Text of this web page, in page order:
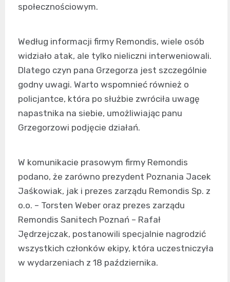
społecznościowym.
Według informacji firmy Remondis, wiele osób
widziało atak, ale tylko nieliczni interweniowali.
Dlatego czyn pana Grzegorza jest szczególnie
godny uwagi. Warto wspomnieć również o
policjantce, która po służbie zwróciła uwagę
napastnika na siebie, umożliwiając panu
Grzegorzowi podjęcie działań.
W komunikacie prasowym firmy Remondis
podano, że zarówno prezydent Poznania Jacek
Jaśkowiak, jak i prezes zarządu Remondis Sp. z
o.o. – Torsten Weber oraz prezes zarządu
Remondis Sanitech Poznań – Rafał
Jędrzejczak, postanowili specjalnie nagrodzić
wszystkich członków ekipy, która uczestniczyła
w wydarzeniach z 18 października.